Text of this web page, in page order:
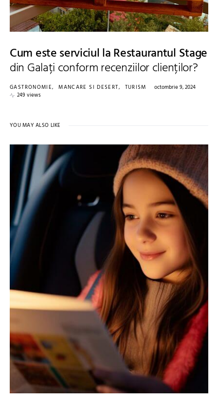
Cum este serviciul la Restaurantul Stage
din Galați conform recenziilor clienților?
GASTRONOMIE MANCARE SI DESERT TURISM
octombrie 9, 2024
249 views
YOU MAY ALSO LIKE